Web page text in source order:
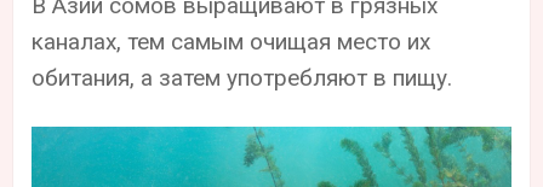
каналах, тем самым очищая место их
обитания, а затем употребляют в пищу.